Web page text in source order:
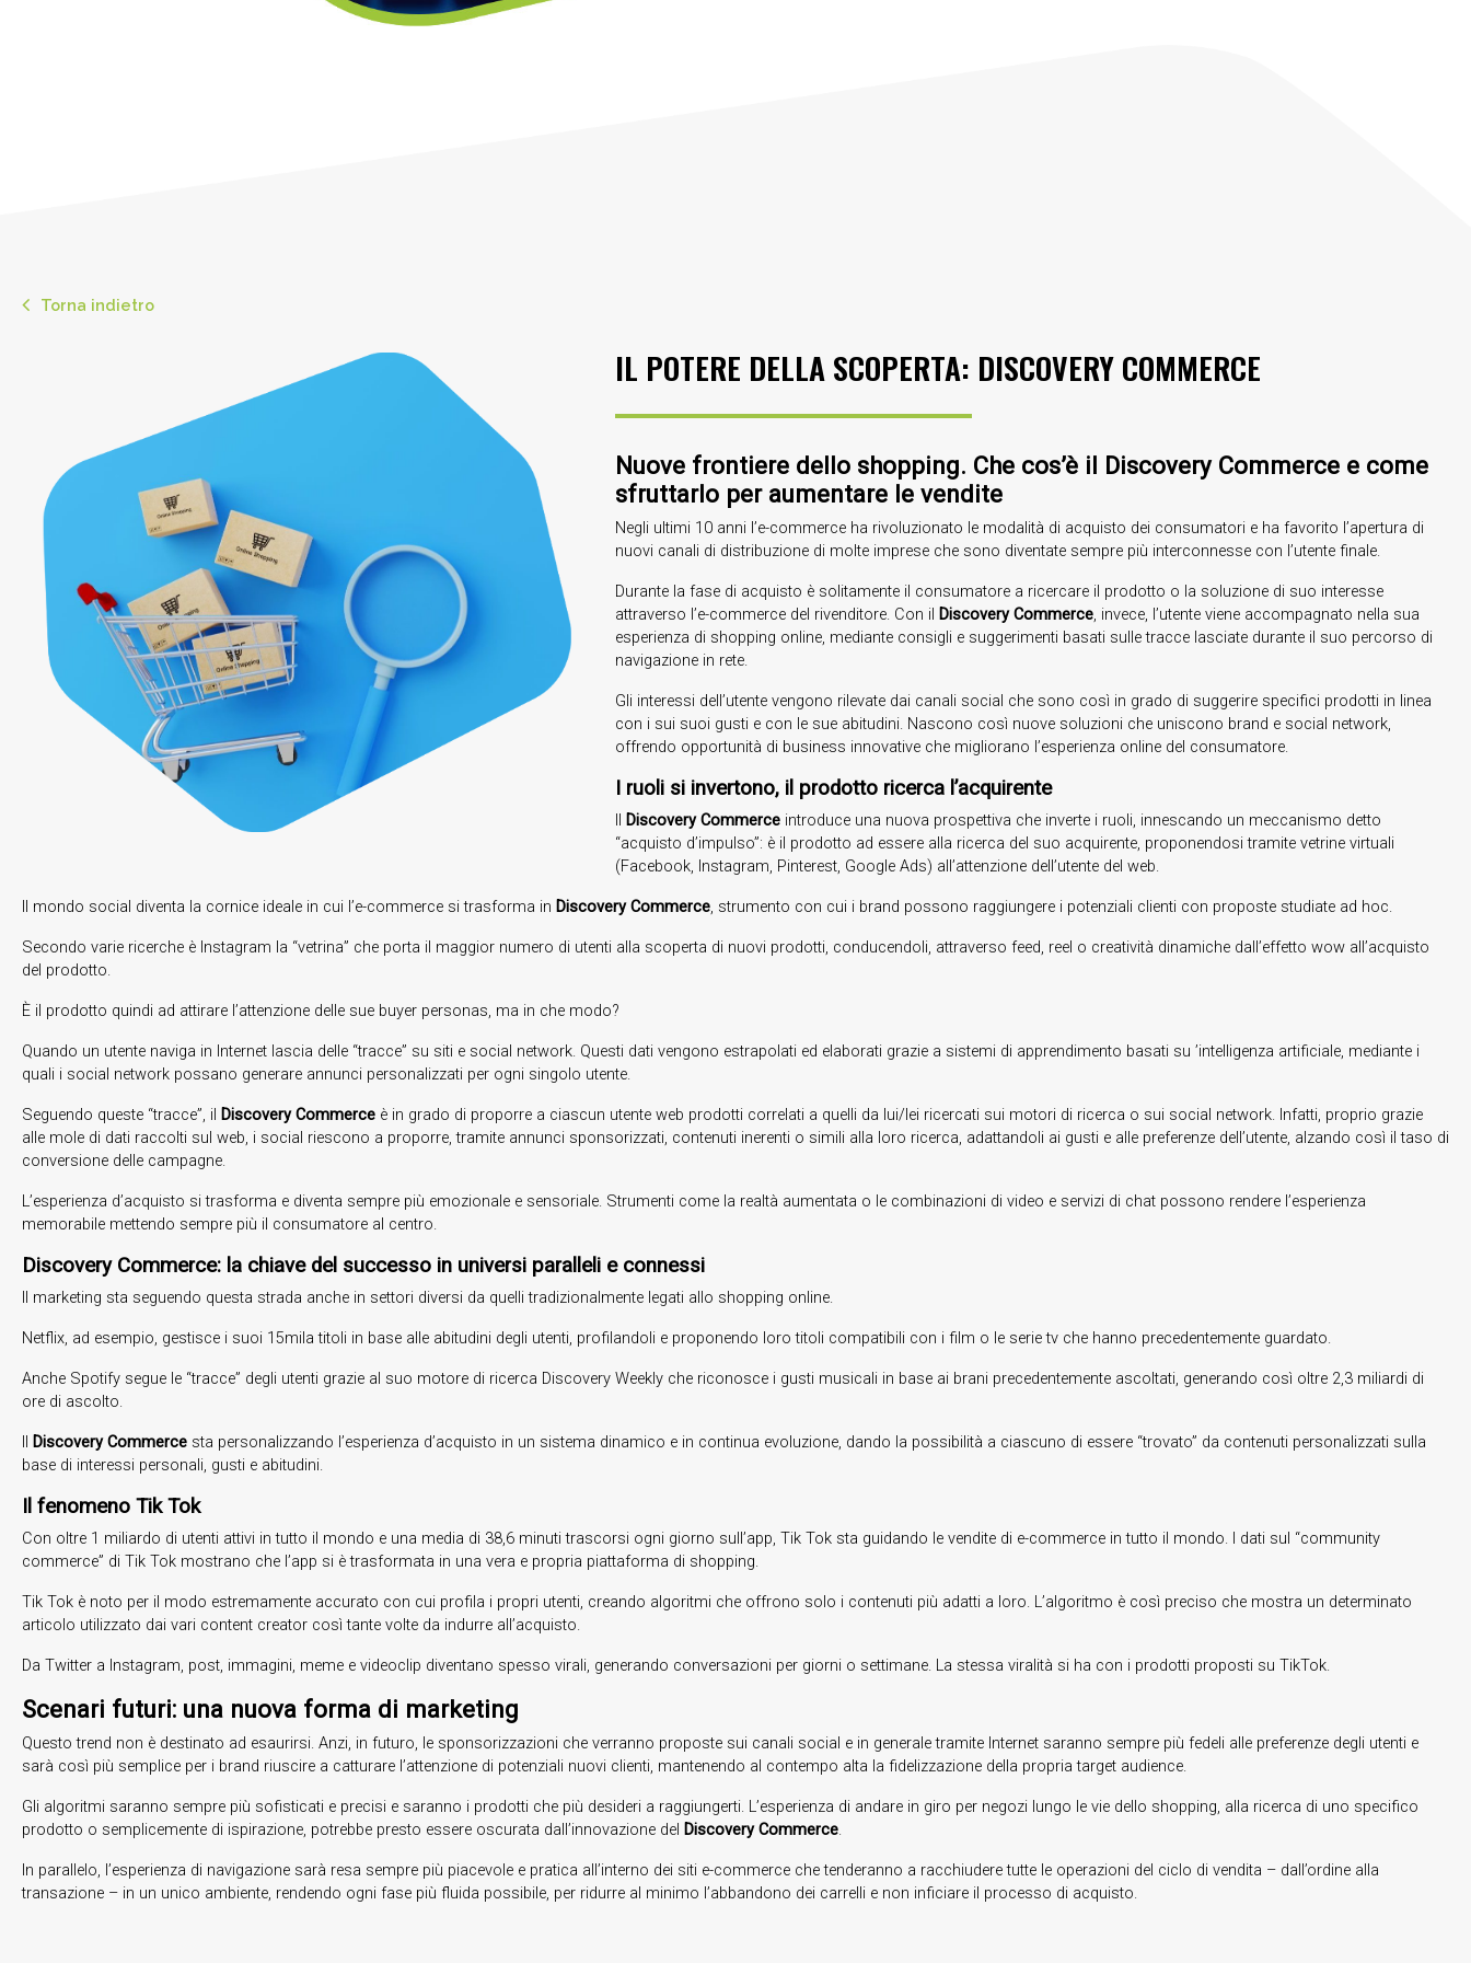
Torna indietro
IL POTERE DELLA SCOPERTA: DISCOVERY COMMERCE
Nuove frontiere dello shopping. Che cos’è il Discovery Commerce e come
sfruttarlo per aumentare le vendite
Negli ultimi 10 anni l’e-commerce ha rivoluzionato le modalità di acquisto dei consumatori e ha favorito l’apertura di
nuovi canali di distribuzione di molte imprese che sono diventate sempre più interconnesse con l’utente finale.
Durante la fase di acquisto è solitamente il consumatore a ricercare il prodotto o la soluzione di suo interesse
attraverso l’e-commerce del rivenditore. Con il Discovery Commerce, invece, l’utente viene accompagnato nella sua
esperienza di shopping online, mediante consigli e suggerimenti basati sulle tracce lasciate durante il suo percorso di
navigazione in rete.
Gli interessi dell’utente vengono rilevate dai canali social che sono così in grado di suggerire specifici prodotti in linea
con i sui suoi gusti e con le sue abitudini. Nascono così nuove soluzioni che uniscono brand e social network,
offrendo opportunità di business innovative che migliorano l’esperienza online del consumatore.
I ruoli si invertono, il prodotto ricerca l’acquirente
Discovery Commerceintroduce una nuova prospettiva che inverte i ruoli, innescando un meccanismo detto
“acquisto d’impulso”: è il prodotto ad essere alla ricerca del suo acquirente, proponendosi tramite vetrine virtuali
(Facebook, Instagram, Pinterest, Google Ads) all’attenzione dell’utente del web.
Il mondo social diventa la cornice ideale in cui l’e-commerce si trasforma in Discovery Commerce, strumento con cui i brand possono raggiungere i potenziali clienti con proposte studiate ad hoc.
Secondo varie ricerche è Instagram la “vetrina” che porta il maggior numero di utenti alla scoperta di nuovi prodotti, conducendoli, attraverso feed, reel o creatività dinamiche dall’effetto wow all’acquisto
del prodotto.
È il prodotto quindi ad attirare l’attenzione delle sue buyer personas, ma in che modo?
Quando un utente naviga in Internet lascia delle “tracce” su siti e social network. Questi dati vengono estrapolati ed elaborati grazie a sistemi di apprendimento basati su ’intelligenza artificiale, mediante i
quali i social network possano generare annunci personalizzati per ogni singolo utente.
Seguendo queste “tracce”, il Discovery Commerce è in grado di proporre a ciascun utente web prodotti correlati a quelli da lui/lei ricercati sui motori di ricerca o sui social network. Infatti, proprio grazie
alle mole di dati raccolti sul web, i social riescono a proporre, tramite annunci sponsorizzati, contenuti inerenti o simili alla loro ricerca, adattandoli ai gusti e alle preferenze dell’utente, alzando così il taso di
conversione delle campagne.
L’esperienza d’acquisto si trasforma e diventa sempre più emozionale e sensoriale. Strumenti come la realtà aumentata o le combinazioni di video e servizi di chat possono rendere l’esperienza
memorabile mettendo sempre più il consumatore al centro.
Discovery Commerce: la chiave del successo in universi paralleli e connessi
Il marketing sta seguendo questa strada anche in settori diversi da quelli tradizionalmente legati allo shopping online.
Netflix, ad esempio, gestisce i suoi 15mila titoli in base alle abitudini degli utenti, profilandoli e proponendo loro titoli compatibili con i film o le serie tv che hanno precedentemente guardato.
Anche Spotify segue le “tracce” degli utenti grazie al suo motore di ricerca Discovery Weekly che riconosce i gusti musicali in base ai brani precedentemente ascoltati, generando così oltre 2,3 miliardi di
ore di ascolto.
Discovery Commerce sta personalizzando l’esperienza d’acquisto in un sistema dinamico e in continua evoluzione, dando la possibilità a ciascuno di essere “trovato” da contenuti personalizzati sulla
base di interessi personali, gusti e abitudini.
Il fenomeno Tik Tok
Con oltre 1 miliardo di utenti attivi in​​ tutto il mondo e una media di 38,6 minuti trascorsi ogni giorno sull’app, Tik Tok sta guidando le vendite di e-commerce in tutto il mondo. I dati sul “community
commerce” di Tik Tok mostrano che l’app si è trasformata in una vera e propria piattaforma di shopping.
Tik Tok è noto per il modo estremamente accurato con cui profila i propri utenti, creando algoritmi che offrono solo i contenuti più adatti a loro. L’algoritmo è così preciso che mostra un determinato
articolo utilizzato dai vari content creator così tante volte da indurre all’acquisto.
Da Twitter a Instagram, post, immagini, meme e videoclip diventano spesso virali, generando conversazioni per giorni o settimane. La stessa viralità si ha con i prodotti proposti su TikTok.
Scenari futuri: una nuova forma di marketing
Questo trend non è destinato ad esaurirsi. Anzi, in futuro, le sponsorizzazioni che verranno proposte sui canali social e in generale tramite Internet saranno sempre più fedeli alle preferenze degli utenti e
sarà così più semplice per i brand riuscire a catturare l’attenzione di potenziali nuovi clienti, mantenendo al contempo alta la fidelizzazione della propria target audience.
Gli algoritmi saranno sempre più sofisticati e precisi e saranno i prodotti che più desideri a raggiungerti. L’esperienza di andare in giro per negozi lungo le vie dello shopping, alla ricerca di uno specifico
prodotto o semplicemente di ispirazione, potrebbe presto essere oscurata dall’innovazione del Discovery Commerce.
In parallelo, l’esperienza di navigazione sarà resa sempre più piacevole e pratica all’interno dei siti e-commerce che tenderanno a racchiudere tutte le operazioni del ciclo di vendita – dall’ordine alla
transazione – in un unico ambiente, rendendo ogni fase più fluida possibile, per ridurre al minimo l’abbandono dei carrelli e non inficiare il processo di acquisto.